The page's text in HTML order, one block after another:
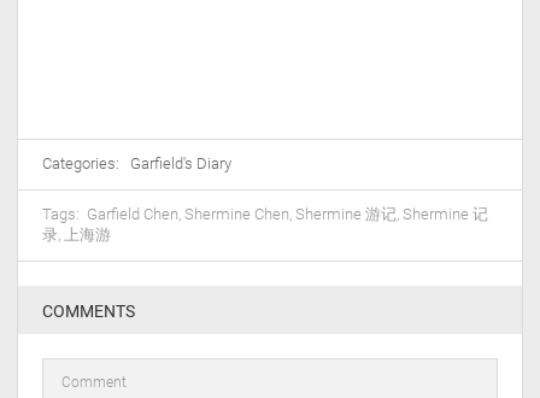
Categories: Garfield's Diary
Tags: Garfield Chen Shermine Chen Shermine 游记 Shermine 记
录
上海游
COMMENTS